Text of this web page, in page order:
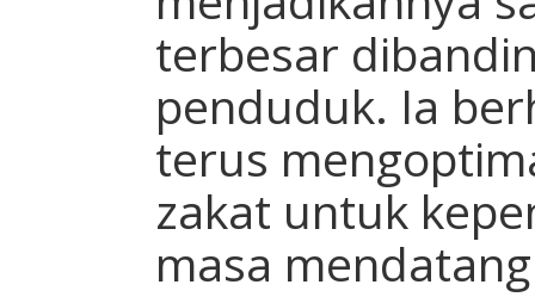
terbesar
penduduk. Ia
terus
zakat untuk
masa